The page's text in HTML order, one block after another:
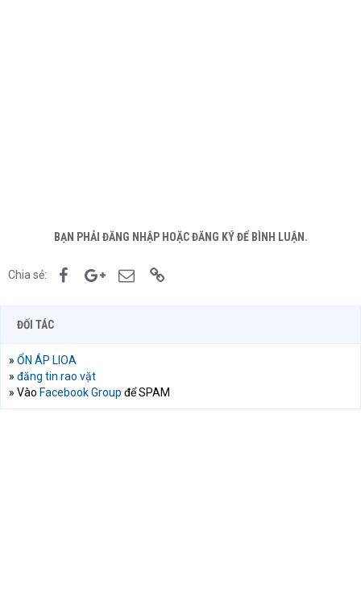
BẠN PHẢI ĐĂNG NHẬP HOẶC ĐĂNG KÝ ĐỂ BÌNH LUẬN.
Chia sẻ: FacebookGoogle+Email
ĐỐI TÁC
» ỔN ÁP LIOA
» đăng tin rao vặt
» Vào Facebook Group để SPAM